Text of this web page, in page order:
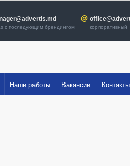
с последующим брендингом
@
корпоративный
Наши работы Вакансии Контакты